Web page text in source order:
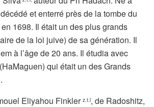
et enterré près de la tombe du
1698. Il était un des plus grands
de la loi juive) de sa génération. Il
à l’âge de 20 ans. Il étudia avec
qui était un des Grands
Eliyahou Finkler z.t.l, de Radoshitz,